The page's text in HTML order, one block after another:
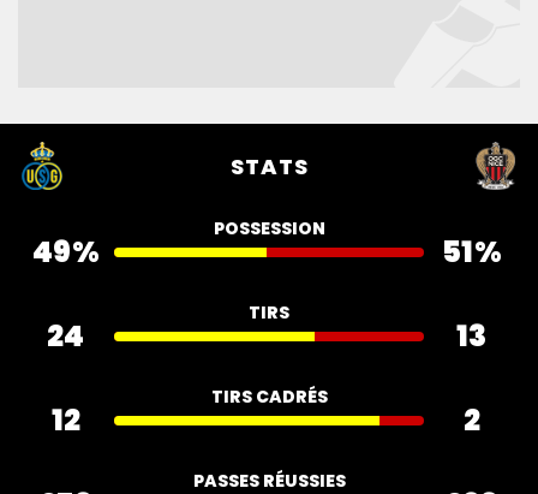
STATS
POSSESSION
49% 51%
TIRS
24 13
TIRS CADRÉS
12 2
PASSES RÉUSSIES